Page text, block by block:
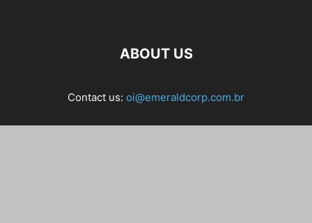
ABOUT US
Contact us: oi@emeraldcorp.com.br